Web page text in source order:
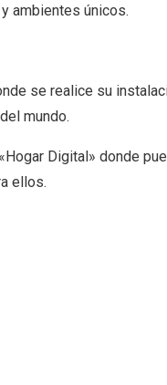
ambientes únicos.
se realice su
mundo.
Digital» donde
ellos.